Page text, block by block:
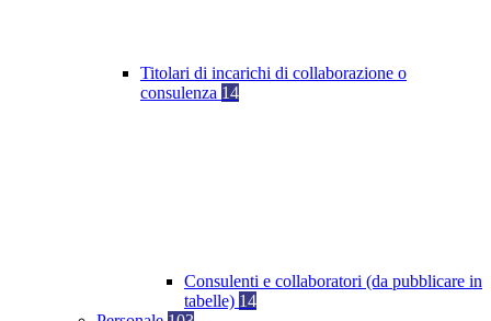
Titolari di incarichi di collaborazione o
consulenza 14
Consulenti e collaboratori (da pubblicare in
tabelle) 14